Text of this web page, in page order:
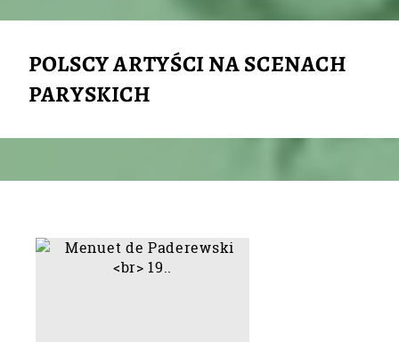
POLSCY ARTYŚCI NA SCENACH
PARYSKICH